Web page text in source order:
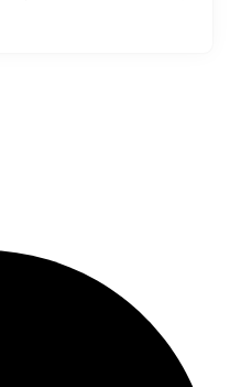
Global Aggregate